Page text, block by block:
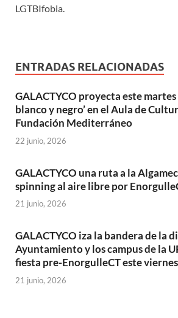
LGTBIfobia.
ENTRADAS RELACIONADAS
GALACTYCO proyecta este martes
blanco y negro’ en el Aula de
Fundación Mediterráneo
22 junio, 2026
GALACTYCO una ruta a la
spinning al aire libre por
21 junio, 2026
GALACTYCO iza la bandera de la
Ayuntamiento y los campus de la
fiesta pre-EnorgulleCT este viernes
21 junio, 2026